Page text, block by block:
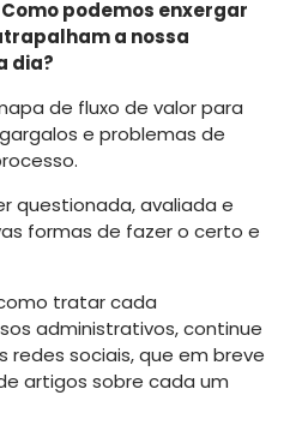
podemos enxergar
a nossa
dia?
de fluxo de valor para
e problemas de
questionada, avaliada e
formas de fazer o certo e
tratar cada
administrativos, continue
redes sociais, que em breve
artigos sobre cada um